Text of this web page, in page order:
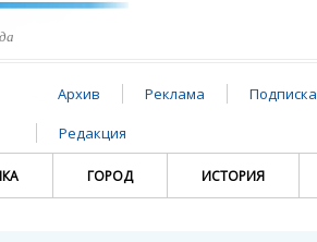
Архив Реклама
Подписка
Редакция
ГОРОД ИСТОРИЯ